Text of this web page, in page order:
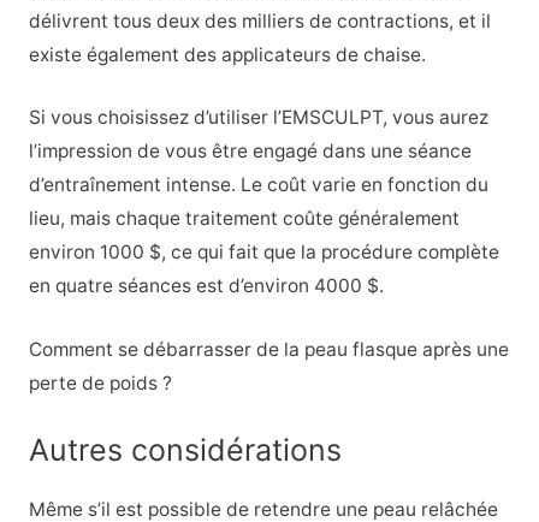
délivrent tous deux des milliers de contractions, et il
existe également des applicateurs de chaise.
Si vous choisissez d’utiliser l’EMSCULPT, vous aurez
l’impression de vous être engagé dans une séance
d’entraînement intense. Le coût varie en fonction du
lieu, mais chaque traitement coûte généralement
environ 1000 $, ce qui fait que la procédure complète
en quatre séances est d’environ 4000 $.
Comment se débarrasser de la peau flasque après une
perte de poids ?
Autres considérations
Même s’il est possible de retendre une peau relâchée